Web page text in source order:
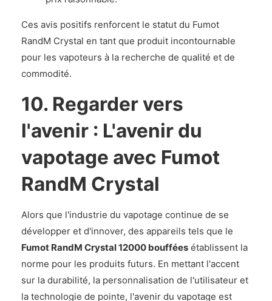
Ces avis positifs renforcent le statut du Fumot
RandM Crystal en tant que produit incontournable
pour les vapoteurs à la recherche de qualité et de
commodité.
10. Regarder vers
l'avenir : L'avenir du
vapotage avec Fumot
RandM Crystal
Alors que l'industrie du vapotage continue de se
développer et d'innover, des appareils tels que le
Fumot RandM Crystal 12000 bouffées établissent la
norme pour les produits futurs. En mettant l'accent
sur la durabilité, la personnalisation de l'utilisateur et
la technologie de pointe, l'avenir du vapotage est